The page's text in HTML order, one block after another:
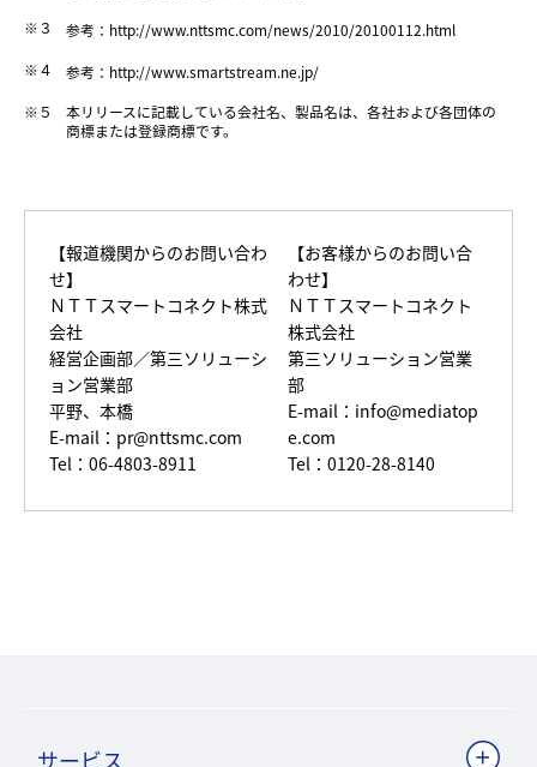
※３
参考： http://www.nttsmc.com/news/2010/20100112.html
※４
参考： http://www.smartstream.ne.jp/
※５
本リリースに記載している会社名、製品名は、各社および各団体の
商標または登録商標です。
【報道機関からのお問い合わ
せ】
ＮＴＴスマートコネクト株式
会社
経営企画部／第三ソリューシ
ョン営業部
平野、本橋
E-mail： pr@nttsmc.com
Tel：06-4803-8911
【お客様からのお問い合
わせ】
ＮＴＴスマートコネクト
株式会社
第三ソリューション営業
部
E-mail： info@mediatop
e.com
Tel：0120-28-8140
サービス